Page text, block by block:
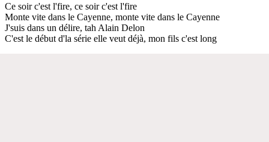
Ce soir c'est l'fire, ce soir c'est l'fire
Monte vite dans le Cayenne, monte vite dans le Cayenne
J'suis dans un délire, tah Alain Delon
C'est le début d'la série elle veut déjà, mon fils c'est long